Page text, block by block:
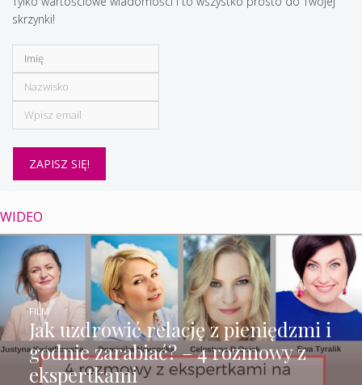
skrzynki!
WIDEO
Jak uzdrowić relację z pieniędzmi i
godnie zarabiać? – 4 rozmowy z
ekspertkami
FILM